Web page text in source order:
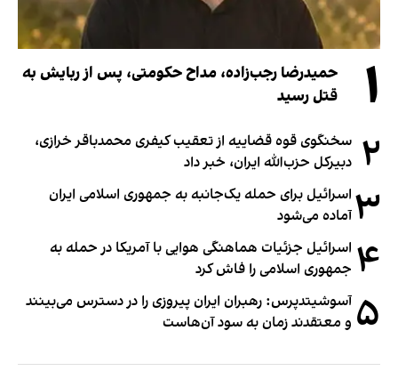
۱
حمیدرضا رجب‌زاده، مداح حکومتی، پس از ربایش به
قتل رسید
۲ سخنگوی قوه قضاییه از تعقیب کیفری محمدباقر خرازی،
دبیر‌کل حزب‌الله ایران، خبر داد
۳ اسرائیل برای حمله یک‌جانبه به جمهوری اسلامی ایران
آماده می‌شود
۴ اسرائیل جزئیات هماهنگی هوایی با آمریکا در حمله به
جمهوری اسلامی را فاش کرد
۵ آسوشیتدپرس: رهبران ایران پیروزی را در دسترس می‌بینند
و معتقدند زمان به سود آن‌هاست